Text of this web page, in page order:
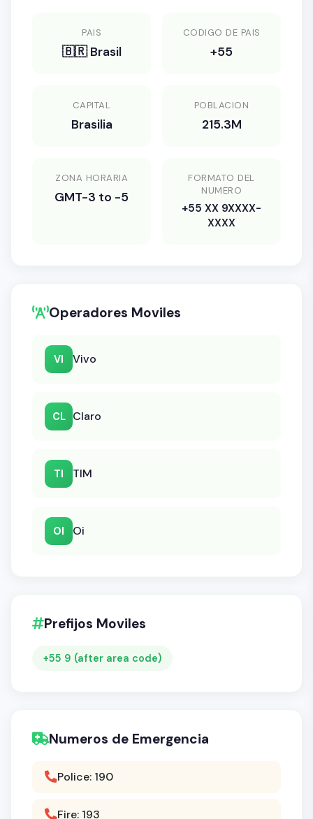
PAIS
🇧🇷 Brasil
CODIGO DE PAIS
+55
CAPITAL
Brasilia
POBLACION
215.3M
ZONA HORARIA
GMT-3 to -5
FORMATO DEL
NUMERO
+55 XX 9XXXX-
XXXX
Operadores Moviles
VI Vivo
CL Claro
TI TIM
OI Oi
Prefijos Moviles
+55 9 (after area code)
Numeros de Emergencia
Police: 190
Fire: 193